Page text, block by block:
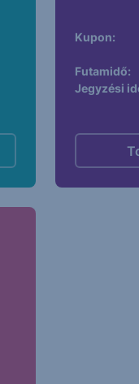
Kupon:
Futamidő:
Jegyzési